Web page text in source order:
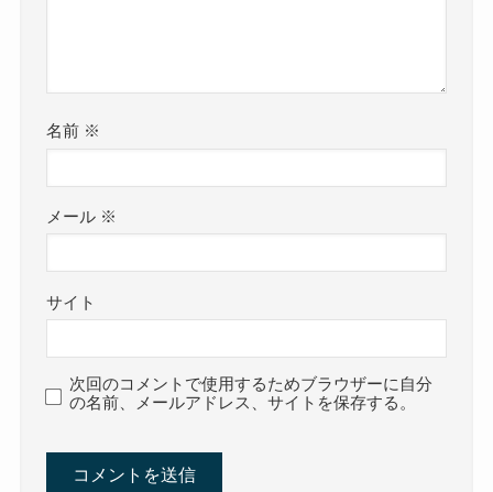
名前 ※
メール ※
サイト
次回のコメントで使用するためブラウザーに自分
の名前、メールアドレス、サイトを保存する。